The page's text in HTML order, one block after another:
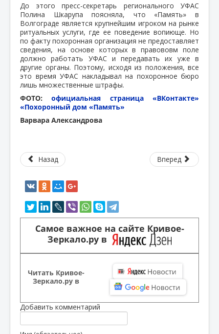
До этого пресс-секретарь регионального УФАС
Полина Шкарупа поясняла, что «Память» в
Волгограде является крупнейшим игроком на рынке
ритуальных услуги, где ее поведение вопиюще. Но
по факту похоронная организация не предоставляет
сведения, на основе которых в правововм поле
должно работать УФАС и передавать их уже в
другие органы. Поэтому, исходя из положения, все
это время УФАС накладывал на похоронное бюро
лишь множественные штрафы.
ФОТО:официальная страница «ВКонтакте»
«Похоронный дом «Память»
Варвара Александрова
Назад Вперед
Самое важное на сайте Кривое-
Зеркало.ру в
Читать Кривое-
Зеркало.ру в
Добавить комментарий